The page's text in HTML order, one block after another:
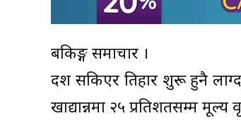
बैंकिङ्ग समाचार ।
दशैं सकिएर तिहार शुरू हुनै
खाद्यान्नमा २५ प्रतिशतसम्म मूल्य